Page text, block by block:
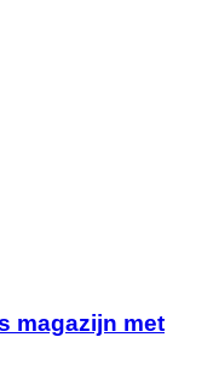
magazijn met